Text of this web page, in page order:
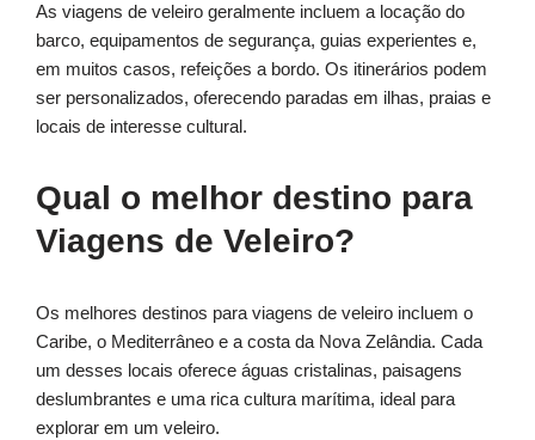
As viagens de veleiro geralmente incluem a locação do
barco, equipamentos de segurança, guias experientes e,
em muitos casos, refeições a bordo. Os itinerários podem
ser personalizados, oferecendo paradas em ilhas, praias e
locais de interesse cultural.
Qual o melhor destino para
Viagens de Veleiro?
Os melhores destinos para viagens de veleiro incluem o
Caribe, o Mediterrâneo e a costa da Nova Zelândia. Cada
um desses locais oferece águas cristalinas, paisagens
deslumbrantes e uma rica cultura marítima, ideal para
explorar em um veleiro.